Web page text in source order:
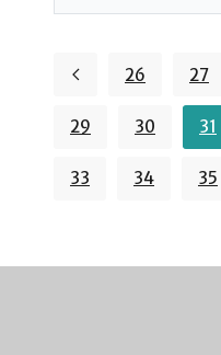
26 27
29 30 31
33 34 35